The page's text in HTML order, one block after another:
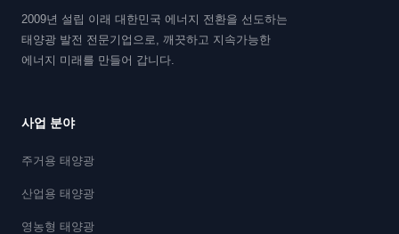
2009년 설립 이래 대한민국 에너지 전환을 선도하는
태양광 발전 전문기업으로, 깨끗하고 지속가능한
에너지 미래를 만들어 갑니다.
사업 분야
주거용 태양광
산업용 태양광
영농형 태양광